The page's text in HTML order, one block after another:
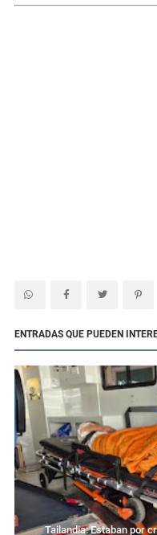
ENTRADAS QUE PUEDEN
Tailandia: Estaban por